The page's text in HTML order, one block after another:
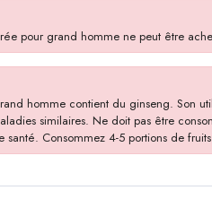
pour grand homme ne peut être
homme contient du ginseng. Son
similaires. Ne doit pas être
Consommez 4-5 portions de